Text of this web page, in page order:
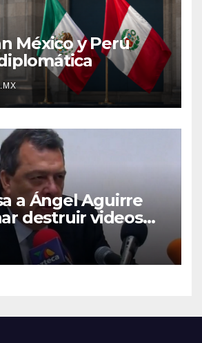
México y Perú
a Ángel Aguirre
destruir videos
Ayotzinapa